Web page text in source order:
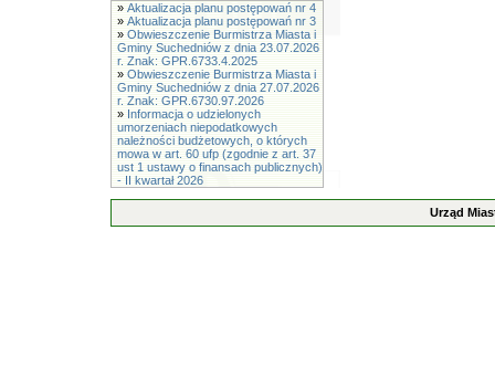
» Aktualizacja planu postępowań nr 4
» Aktualizacja planu postępowań nr 3
» Obwieszczenie Burmistrza Miasta i
Gminy Suchedniów z dnia 23.07.2026
r. Znak: GPR.6733.4.2025
» Obwieszczenie Burmistrza Miasta i
Gminy Suchedniów z dnia 27.07.2026
r. Znak: GPR.6730.97.2026
» Informacja o udzielonych
umorzeniach niepodatkowych
należności budżetowych, o których
mowa w art. 60 ufp (zgodnie z art. 37
ust 1 ustawy o finansach publicznych)
- II kwartał 2026
Urząd